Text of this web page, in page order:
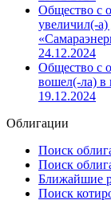
Общество с
увеличил(-
24.12.2024
Общество с
вошел(-ла) в
19.12.2024
Облигации
Поиск
Поиск
Ближайшие
Поиск